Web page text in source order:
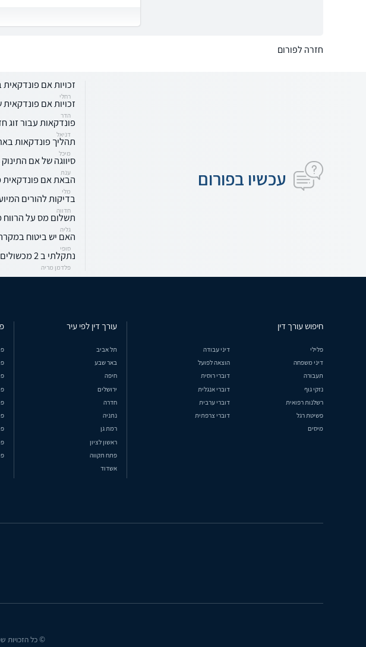
חזרה לפורום
עכשיו בפורום
זכויות אם
רחלי
זכויות אם
הדר
פונדקאות עבור זוג
דניאל
תהליך פונדקאות
מיכל
סיווגה של אם
ענת
הבאת אם פונדקאית
מלי
בדיקות להורים
חדווה
תשלום מס על הרווח
גליה
האם יש ביטוח
סופי
נתקלתי ב 2 מכשולים בהליך פונדקאות
פלדמן מריה
חיפוש עורך דין
פלילי
דיני עבודה
דיני משפחה
הוצאה לפועל
תעבורה
דוברי רוסית
נזקי גוף
דוברי אנגלית
רשלנות רפואית
דוברי ערבית
פשיטת רגל
דוברי צרפתית
מיסים
עורך דין לפי עיר
תל אביב
באר שבע
חיפה
ירושלים
חדרה
נתניה
רמת גן
ראשון לציון
פתח תקווה
אשדוד
© כל הזכויות